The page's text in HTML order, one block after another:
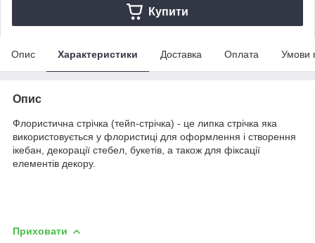
Купити
Опис Характеристики Доставка Оплата Умови
Опис
Флористична стрічка (тейп-стрічка) - це липка стрічка яка
використовується у флористиці для оформлення і створення
ікебан, декорації стебел, букетів, а також для фіксації
елементів декору.
Приховати